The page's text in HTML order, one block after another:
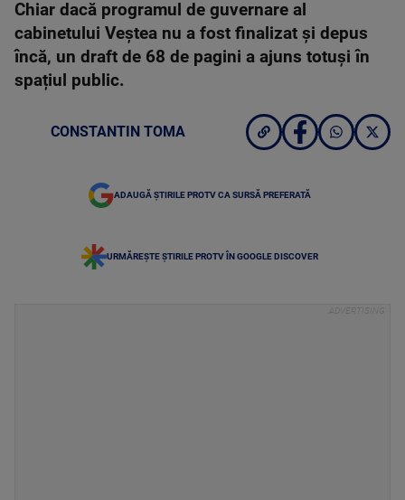
Chiar dacă programul de guvernare al
cabinetului Veștea nu a fost finalizat și depus
încă, un draft de 68 de pagini a ajuns totuși în
spațiul public.
CONSTANTIN TOMA
ADAUGĂ ȘTIRILE PROTV CA SURSĂ PREFERATĂ
URMĂREȘTE ȘTIRILE PROTV ÎN GOOGLE DISCOVER